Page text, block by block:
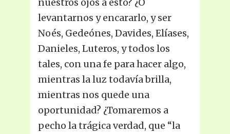
levantarnos y encararlo, y ser
Noés, Gedeónes, Davides, Elíases,
Danieles, Luteros, y todos los
tales, con una fe para hacer algo,
mientras la luz todavía brilla,
mientras nos quede una
oportunidad? ¿Tomaremos a
pecho la trágica verdad, que “la